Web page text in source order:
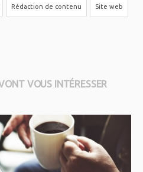
Rédaction de contenu Site web
VOUS INTÉRESSER